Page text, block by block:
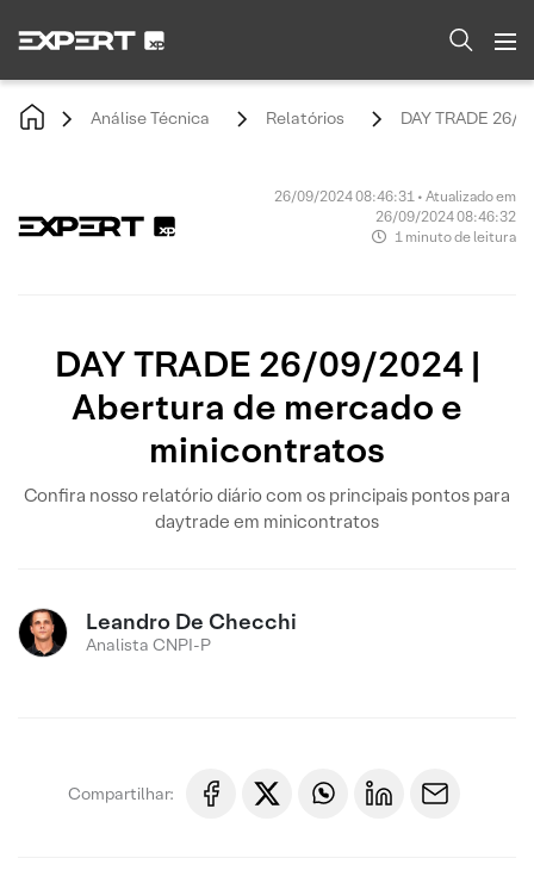
Análise Técnica Relatórios DAY TRADE 26/
26/09/2024 08:46:31 • Atualizado em
26/09/2024 08:46:32
1 minuto de leitura
DAY TRADE 26/09/2024 |
Abertura de mercado e
minicontratos
Confira nosso relatório diário com os principais pontos para
daytrade em minicontratos
Leandro De Checchi
Analista CNPI-P
Compartilhar: